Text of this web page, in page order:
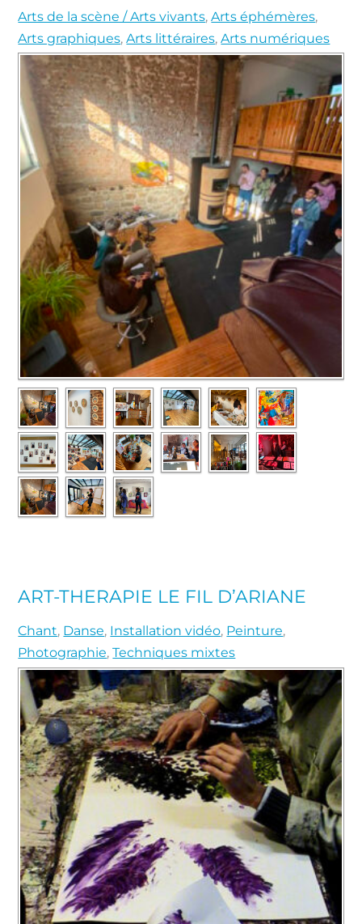
Arts de la scène / Arts vivants,Arts éphémères,
Arts graphiques,Arts littéraires,Arts numériques
ART-THERAPIE LE FIL D’ARIANE
Chant, Danse, Installation vidéo, Peinture,
Photographie,Techniques mixtes